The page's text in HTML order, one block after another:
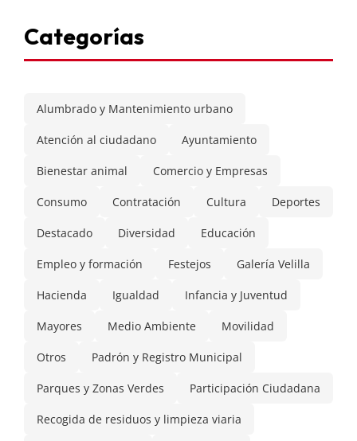
Categorías
Alumbrado y Mantenimiento urbano
Atención al ciudadano Ayuntamiento
Bienestar animal Comercio y Empresas
Consumo Contratación Cultura Deportes
Destacado Diversidad Educación
Empleo y formación Festejos Galería Velilla
Hacienda Igualdad Infancia y Juventud
Mayores Medio Ambiente Movilidad
Otros Padrón y Registro Municipal
Parques y Zonas Verdes Participación Ciudadana
Recogida de residuos y limpieza viaria